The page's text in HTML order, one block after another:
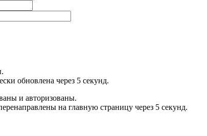
обновлена через 5 секунд.
и авторизованы.
на главную страницу через 5 секунд.